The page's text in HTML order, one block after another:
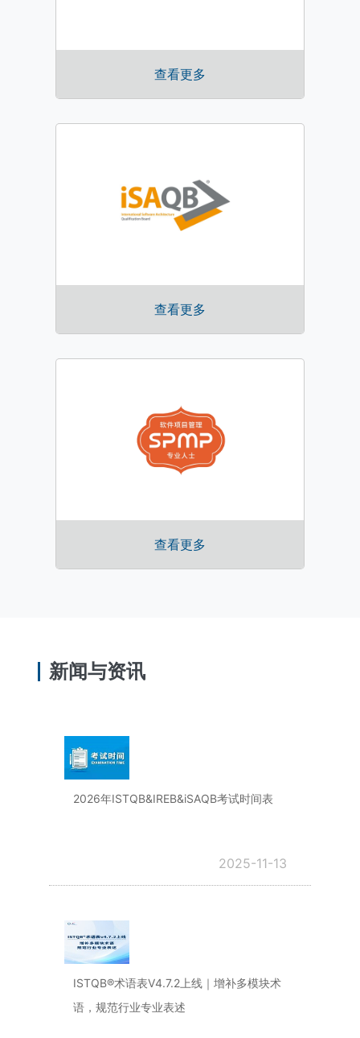
查看更多
查看更多
查看更多
新闻与资讯
2026年ISTQB&IREB&iSAQB考试时间表
2025-11-13
ISTQB®术语表V4.7.2上线｜增补多模块术
语，规范行业专业表述